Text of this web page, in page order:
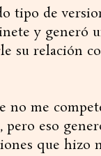
tipo de
y generó
su relación
no me
eso
que hizo